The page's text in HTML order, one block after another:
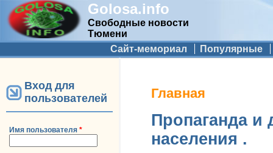
Golosa.info
Свободные новости
Тюмени
Дополнительное меню
Сайт-мемориал Популярные
Вход для
пользователей
Имя пользователя *
Вы здесь
Главная
Пропаганда и
населения .